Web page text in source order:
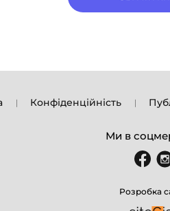
Конфіденційність
Ми в
Розробка